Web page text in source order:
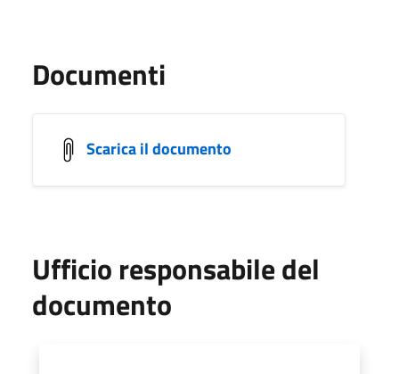
Documenti
Scarica il documento
Ufficio responsabile del
documento